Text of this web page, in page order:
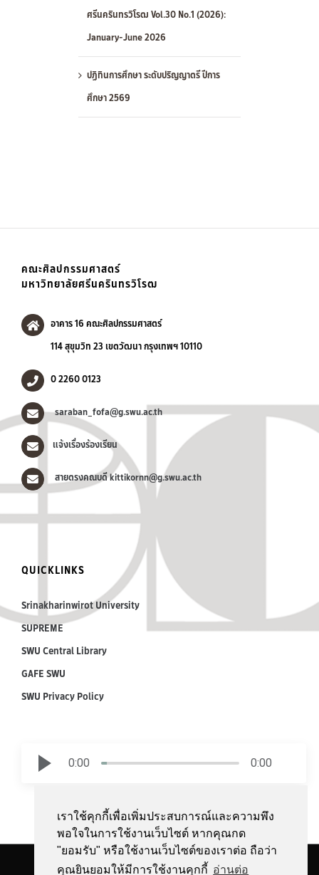
เราใช้คุกกี้เพื่อเพิ่มประสบการณ์และความพึง
พอใจในการใช้งานเว็บไซต์ หากคุณกด
"ยอมรับ" หรือใช้งานเว็บไซต์ของเราต่อ ถือว่า
คุณยินยอมให้มีการใช้งานคุกกี้ อ่านต่อ
ศรีนครินทรวิโรฒ Vol.30 No.1 (2026):
January-June 2026
ปฏิทินการศึกษา ระดับปริญญาตรี ปีการ
ศึกษา 2569
คณะศิลปกรรมศาสตร์
มหาวิทยาลัยศรีนครินทรวิโรฒ
อาคาร 16 คณะศิลปกรรมศาสตร์
114 สุขุมวิท 23 เขตวัฒนา กรุงเทพฯ 10110
0 2260 0123
saraban_fofa@g.swu.ac.th
แจ้งเรื่องร้องเรียน
สายตรงคณบดี kittikornn@g.swu.ac.th
QUICKLINKS
Srinakharinwirot University
SUPREME
SWU Central Library
GAFE SWU
SWU Privacy Policy
0:00 0:00
Copyright © 2018 by Srinakharinwirot University | All Rights Reserved.